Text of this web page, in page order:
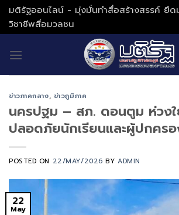
Skip
to
content
มติรัฐออนไลน์ - มุ่งมั่นทำสื่อสร้างสรรค์ ยึด
วิชาชีพสื่อมวลชน
ข่าวภาคกลาง, ข่าวภูมิภาค
นครปฐม – สภ. ดอนตูม ห่วงใ
ปลอดภัยนักเรียนและผู้ปกคร
POSTED ON 22/MAY/2026 BYADMIN
22
May